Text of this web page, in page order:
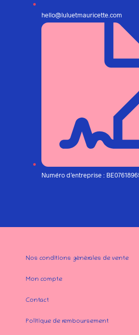
hello@luluetmauricette.com
Numéro d’entreprise :
Nos conditions générales de vente
Mon compte
Contact
Politique de remboursement